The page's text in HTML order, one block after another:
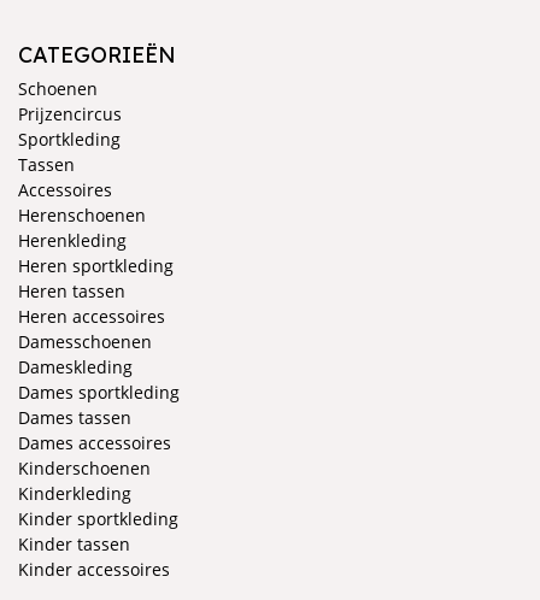
CATEGORIEËN
Schoenen
Prijzencircus
Sportkleding
Tassen
Accessoires
Herenschoenen
Herenkleding
Heren sportkleding
Heren tassen
Heren accessoires
Damesschoenen
Dameskleding
Dames sportkleding
Dames tassen
Dames accessoires
Kinderschoenen
Kinderkleding
Kinder sportkleding
Kinder tassen
Kinder accessoires